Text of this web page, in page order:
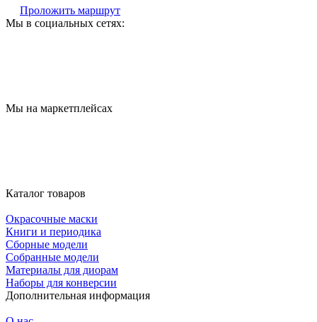
Проложить маршрут
Мы в социальных сетях:
Мы на маркетплейсах
Каталог товаров
Окрасочные маски
Книги и периодика
Сборные модели
Собранные модели
Материалы для диорам
Наборы для конверсии
Дополнительная информация